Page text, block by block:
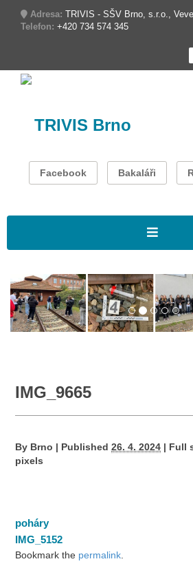
Adresa: TRIVIS - SŠV Brno, s.r.o.,
Telefon: +420 734 574 345
TRIVIS Brno
Facebook Bakaláři
IMG_9665
By Brno | Published 26. 4. 2024 | Full
pixels
poháry
IMG_5152
Bookmark the permalink.